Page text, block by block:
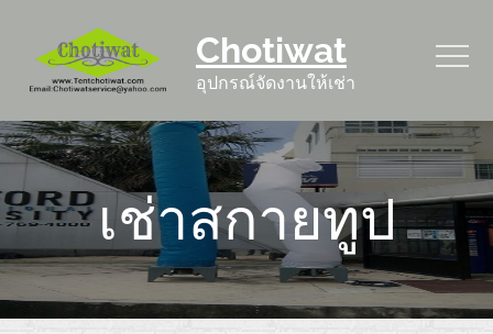
content
Chotiwat
อุปกรณ์จัดงานให้เช่า
เช่าสกายทูป